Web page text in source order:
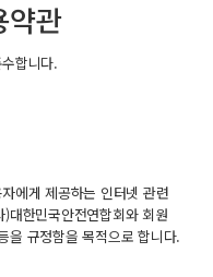
약관
합니다.
에게 제공하는 인터넷 관련
대한민국안전연합회와 회원
을 규정함을 목적으로 합니다.